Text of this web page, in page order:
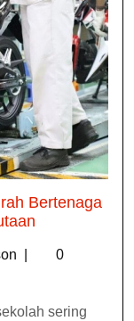
Bertenaga
0
sering